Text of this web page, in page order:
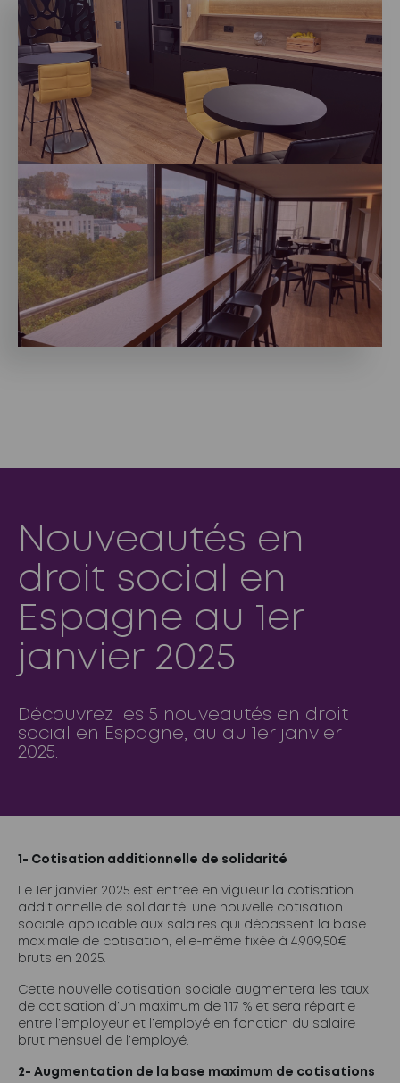
Nouveautés en
droit social en
Espagne au 1er
janvier 2025
Découvrez les 5 nouveautés en droit
social en Espagne, au au 1er janvier
2025.
1- Cotisation additionnelle de solidarité
Le 1er janvier 2025 est entrée en vigueur la cotisation
additionnelle de solidarité, une nouvelle cotisation
sociale applicable aux salaires qui dépassent la base
maximale de cotisation, elle-même fixée à 4.909,50€
bruts en 2025.
Cette nouvelle cotisation sociale augmentera les taux
de cotisation d’un maximum de 1,17 % et sera répartie
entre l’employeur et l’employé en fonction du salaire
brut mensuel de l’employé.
2- Augmentation de la base maximum de cotisations